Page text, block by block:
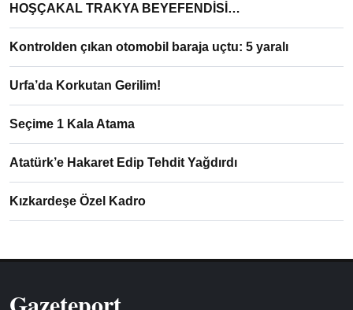
HOŞÇAKAL TRAKYA BEYEFENDİSİ…
Kontrolden çıkan otomobil baraja uçtu: 5 yaralı
Urfa’da Korkutan Gerilim!
Seçime 1 Kala Atama
Atatürk’e Hakaret Edip Tehdit Yağdırdı
Kızkardeşe Özel Kadro